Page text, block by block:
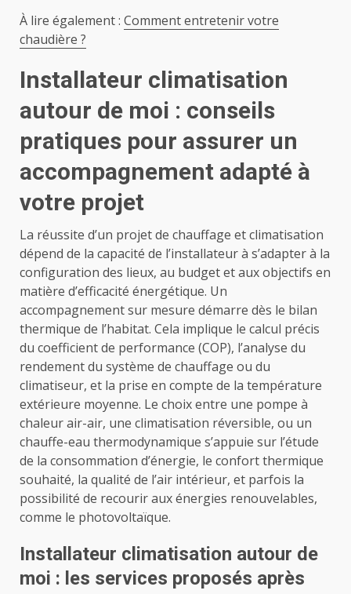
À lire également : Comment entretenir votre
chaudière ?
Installateur climatisation
autour de moi : conseils
pratiques pour assurer un
accompagnement adapté à
votre projet
La réussite d’un projet de chauffage et climatisation
dépend de la capacité de l’installateur à s’adapter à la
configuration des lieux, au budget et aux objectifs en
matière d’efficacité énergétique. Un
accompagnement sur mesure démarre dès le bilan
thermique de l’habitat. Cela implique le calcul précis
du coefficient de performance (COP), l’analyse du
rendement du système de chauffage ou du
climatiseur, et la prise en compte de la température
extérieure moyenne. Le choix entre une pompe à
chaleur air-air, une climatisation réversible, ou un
chauffe-eau thermodynamique s’appuie sur l’étude
de la consommation d’énergie, le confort thermique
souhaité, la qualité de l’air intérieur, et parfois la
possibilité de recourir aux énergies renouvelables,
comme le photovoltaïque.
Installateur climatisation autour de
moi : les services proposés après